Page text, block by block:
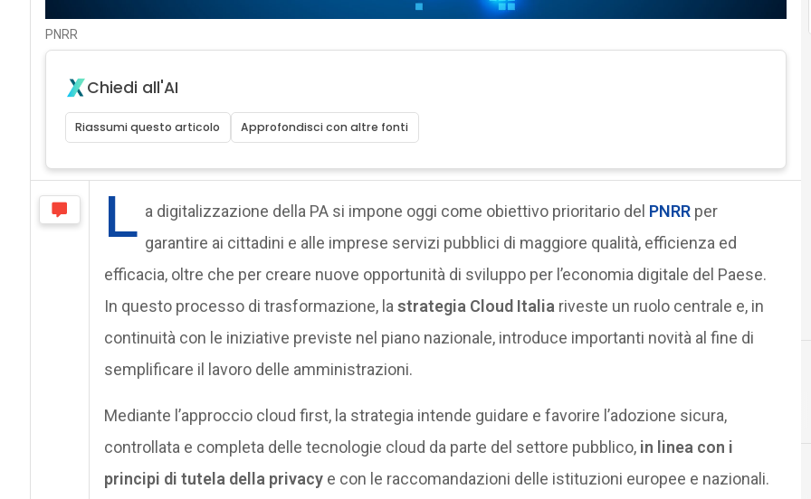
PNRR
Chiedi all'AI
Riassumi questo articolo Approfondisci con altre fonti
L a digitalizzazione della PA si impone oggi come obiettivo prioritario del PNRRper
garantire ai cittadini e alle imprese servizi pubblici di maggiore qualità, efficienza ed
efficacia, oltre che per creare nuove opportunità di sviluppo per l’economia digitale del Paese.
In questo processo di trasformazione, la strategia Cloud Italia riveste un ruolo centrale e, in
continuità con le iniziative previste nel piano nazionale, introduce importanti novità al fine di
semplificare il lavoro delle amministrazioni.
Mediante l’approccio cloud first, la strategia intende guidare e favorire l’adozione sicura,
controllata e completa delle tecnologie cloud da parte del settore pubblico, in linea con i
principi di tutela della privacye con le raccomandazioni delle istituzioni europee e nazionali.
Agid Agenzia per l'Italia Digitale